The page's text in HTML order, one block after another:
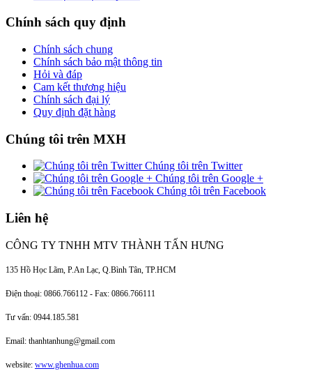
Chính sách quy định
Chính sách chung
Chính sách bảo mật thông tin
Hỏi và đáp
Cam kết thương hiệu
Chính sách đại lý
Quy định đặt hàng
Chúng tôi trên MXH
Chúng tôi trên Twitter
Chúng tôi trên Google +
Chúng tôi trên Facebook
Liên hệ
CÔNG TY TNHH MTV THÀNH TẤN HƯNG
135 Hồ Học Lãm, P.An Lạc, Q.Bình Tân, TP.HCM
Điện thoại: 0866.766112 - Fax: 0866.766111
Tư vấn: 0944.185.581
Email: thanhtanhung@gmail.com
website: www.ghenhua.com